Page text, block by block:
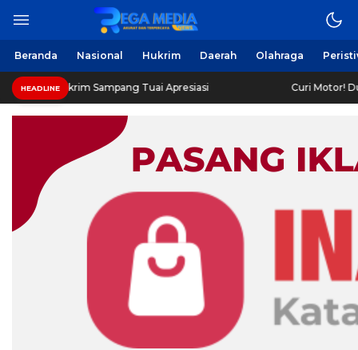
Beranda Nasional Hukrim Daerah Olahraga
HEADLINE
Sampang Tuai Apresiasi Curi Motor! Dua Warga